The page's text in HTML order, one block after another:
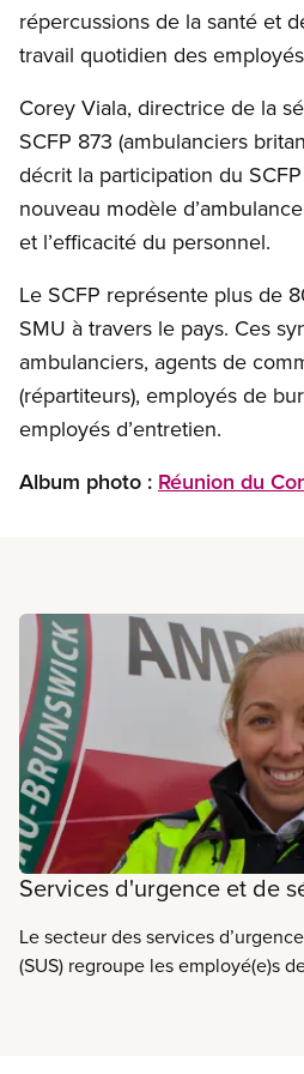
répercussions de la santé et
travail quotidien des
Corey Viala, directrice de la
SCFP 873 (ambulanciers
décrit la participation du
nouveau modèle
et l’efficacité du personnel.
Le SCFP représente plus de
SMU à travers le pays. Ces
ambulanciers, agents de
(répartiteurs), employés de
employés d’entretien.
Album photo : Réunion du
En savoir plus
Services d'urgence et de
Le secteur des services
(SUS) regroupe les employé(e)s